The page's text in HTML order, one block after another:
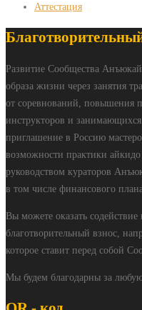
Аттестация
Развитие Сообщества
образа жизни через занятия
от соревнований, повышения
инструкторов и
приглашение в Россию
возможности практики
руководством кураторов
в том числе финансового плана.
Вы можете оказать
благотворительный взнос,
которое ставит перед собой
Мы будем благодарны за